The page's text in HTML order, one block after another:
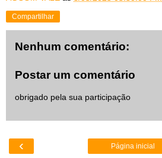
Compartilhar
Nenhum comentário:
Postar um comentário
obrigado pela sua participação
‹ Página inicial